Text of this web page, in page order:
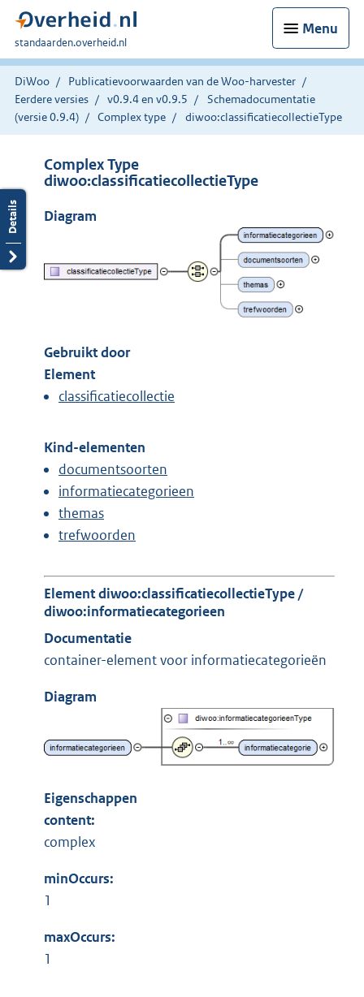
Menu
U
bent
hier:
standaarden.overheid.nl
DiWoo
Publicatievoorwaarden van de Woo-harvester
Eerdere versies
v0.9.4 en v0.9.5
Schemadocumentatie
(versie 0.9.4)
Complex type diwoo:classificatiecollectieType
Complex Type
diwoo:classificatiecollectieType
Diagram
Gebruikt door
Element
classificatiecollectie
Kind-elementen
documentsoorten
informatiecategorieen
themas
trefwoorden
Element diwoo:classificatiecollectieType /
diwoo:informatiecategorieen
Documentatie
container-element voor informatiecategorieën
Diagram
Eigenschappen
content:
complex
minOccurs:
1
maxOccurs:
1